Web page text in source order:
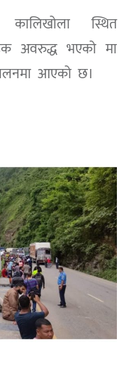
कालिखोला स्थित
अवरुद्ध भएको मा
आएको छ।